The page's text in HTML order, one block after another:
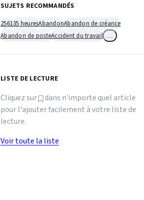
SUJETS RECOMMANDÉS
256135 heuresAbandonAbandon de créance
Abandon de posteAccident du travail
LISTE DE LECTURE
Cliquez sur
dans n'importe quel article
pour l'ajouter facilement à votre liste de
lecture.
Voir toute la liste